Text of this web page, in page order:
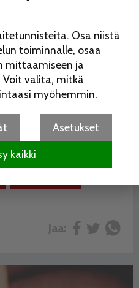
on varmistaa, että
toimimaan tehokkaasti
lähtien.
on osa
ja ensihoidon
kehittämistä. Silttikujan
siihen saakka, kun
Jaa:
Osa niistä
toiminnalle, osaa
mittaamiseen ja
valita, mitkä
myöhemmin.
Asetukset
kaikki